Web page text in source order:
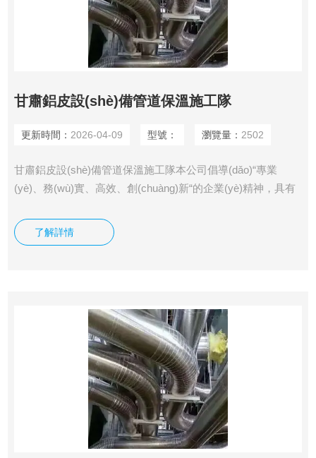
甘肅鋁皮設(shè)備管道保溫施工隊
更新時間： 2026-04-09 型號： 瀏覽量： 2502
甘肅鋁皮設(shè)備管道保溫施工隊本公司倡導(dǎo)“專業
(yè)、務(wù)實、高效、創(chuàng)新“的企業(yè)精神，具有
激勵機制，吸引了一批高素質(zhì)、高水平、高效率的人才。
擁有*的技術(shù)研發(fā)力量和成熟的售后服務(wù)團隊。我
了解詳情